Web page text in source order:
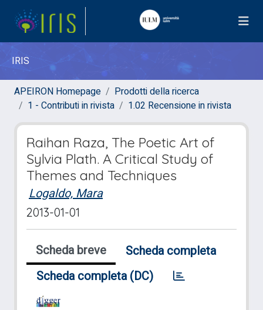
IRIS
APEIRON Homepage
Prodotti della ricerca
1 - Contributi in rivista
1.02 Recensione in rivista
Raihan Raza, The Poetic Art of
Sylvia Plath. A Critical Study of
Themes and Techniques
Logaldo, Mara
2013-01-01
Scheda breve
Scheda completa
Scheda completa (DC)